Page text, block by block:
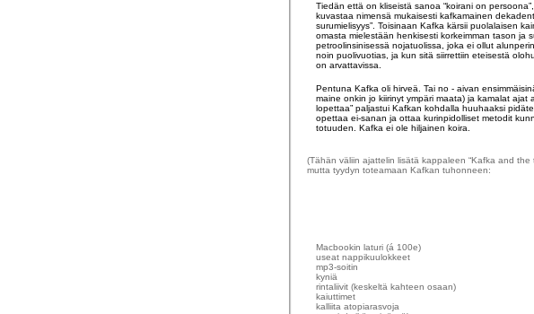
Tiedän että on kliseistä sanoa “koirani on
kuvastaa nimensä mukaisesti kafkamainen
surumielisyys”. Toisinaan Kafka kärsii puolalaisen
omasta mielestään henkisesti korkeimman tason ja
petroolinsinisessä nojatuolissa, joka ei ollut
noin puolivuotias, ja kun sitä siirrettiin eteisestä
on arvattavissa.
Pentuna Kafka oli hirveä. Tai no - aivan
maine onkin jo kiirinyt ympäri maata) ja kamalat
lopettaa” paljastui Kafkan kohdalla huuhaaksi
opettaa ei-sanan ja ottaa kurinpidolliset metodit
totuuden. Kafka ei ole hiljainen koira.
(Tähän väliin ajattelin lisätä kappaleen “Kafka and the
mutta tyydyn toteamaan Kafkan tuhonneen:
Macbookin laturi (á 100e)
useat nappikuulokkeet
mp3-soitin
kyniä
rintaliivit (keskeltä kahteen osaan)
kaiuttimet
kalliita atopiarasvoja